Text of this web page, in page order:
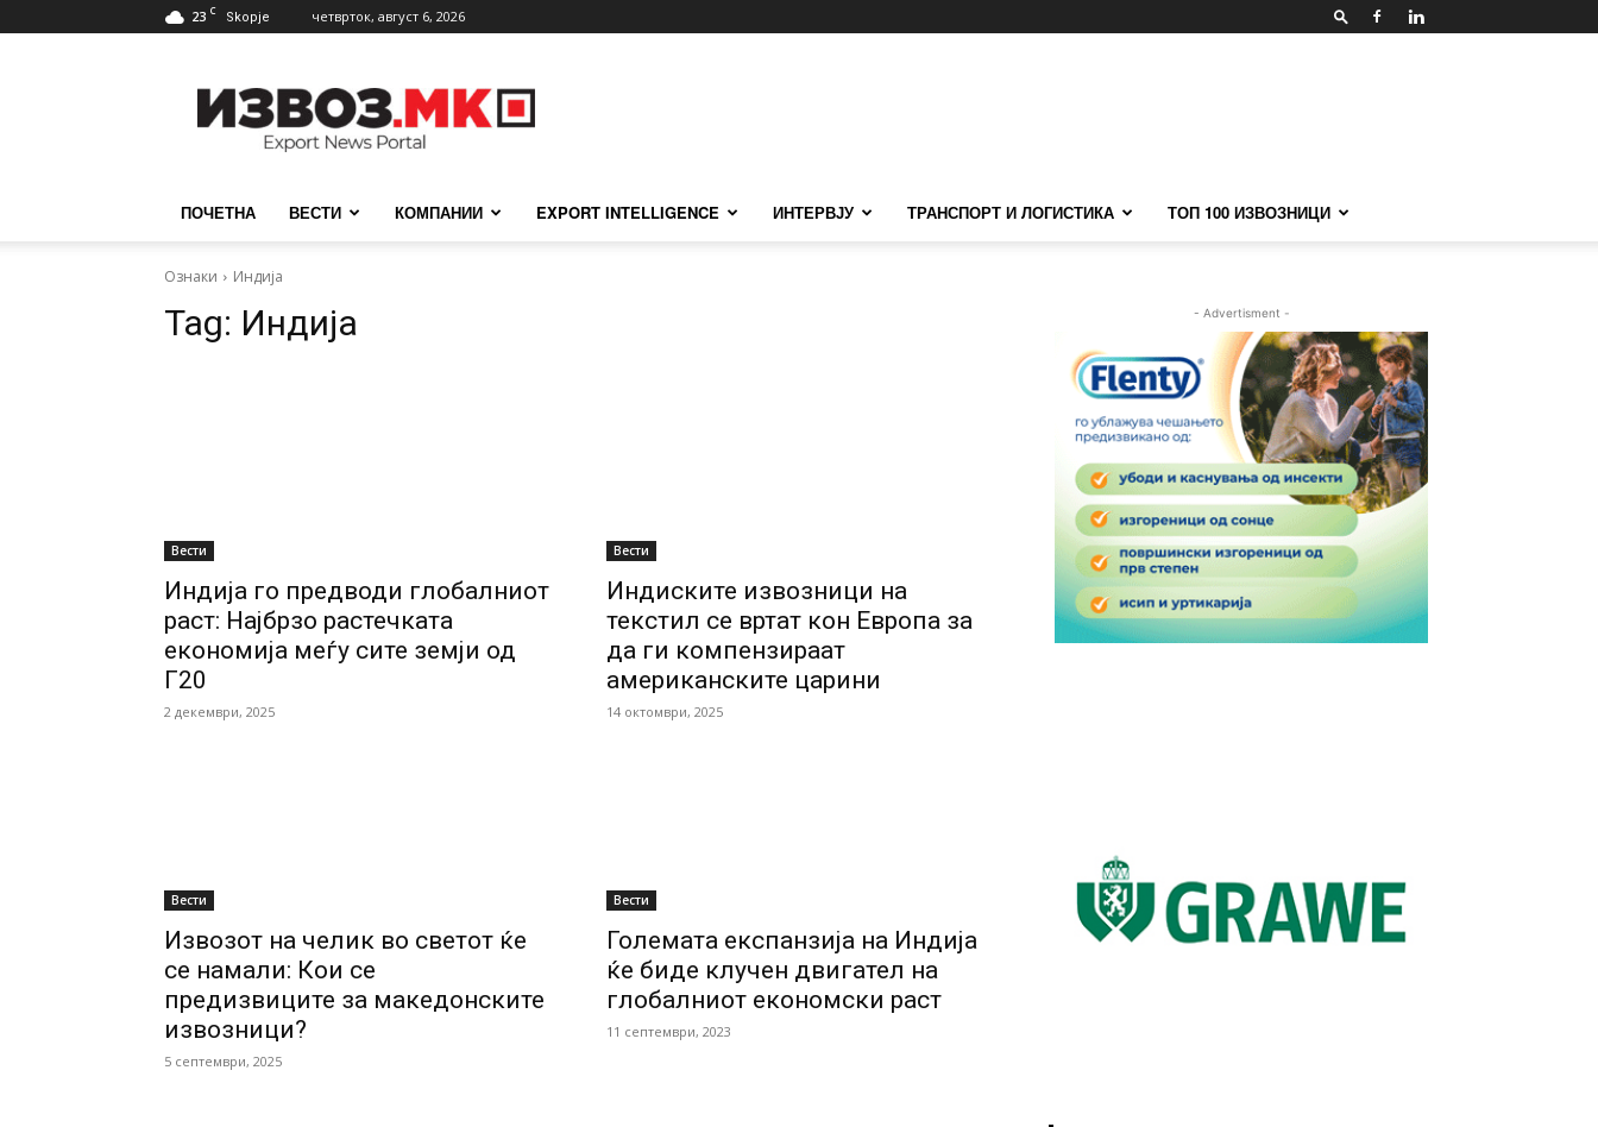
23 C Skopje четврток, август 6, 2026
ПОЧЕТНА ВЕСТИ КОМПАНИИ EXPORT INTELLIGENCE ИНТЕРВЈУ ТРАНСПОРТ И ЛОГИСТИКА ТОП 100 ИЗВОЗНИЦИ
Ознаки Индија
Tag: Индија
Вести
Индија го предводи глобалниот
раст: Најбрзо растечката
економија меѓу сите земји од
Г20
2 декември, 2025
Вести
Индиските извозници на
текстил се вртат кон Европа за
да ги компензираат
американските царини
14 октомври, 2025
Вести
Извозот на челик во светот ќе
се намали: Кои се
предизвиците за македонските
извозници?
5 септември, 2025
Вести
Големата експанзија на Индија
ќе биде клучен двигател на
глобалниот економски раст
11 септември, 2023
- Advertisment -